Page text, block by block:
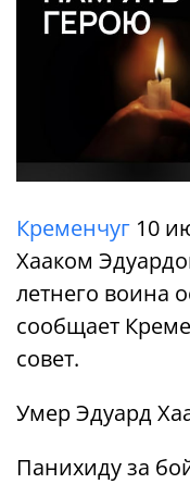
Кременчуг 10
Хааком
летнего воина
сообщает
совет.
Умер Эдуард
Панихиду за